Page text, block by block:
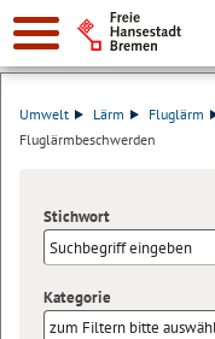
Suche:
Umwelt Lärm Fluglärm
Fluglärmbeschwerden
Stichwort
Kategorie
zum Filtern bitte